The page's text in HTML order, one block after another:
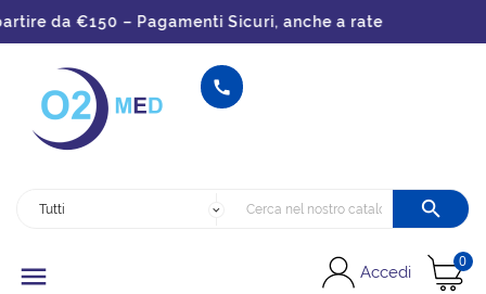
€150 – Pagamenti Sicuri, anche a rate


 Accedi
0